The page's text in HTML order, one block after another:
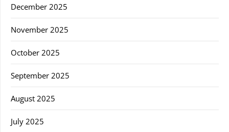
December 2025
November 2025
October 2025
September 2025
August 2025
July 2025